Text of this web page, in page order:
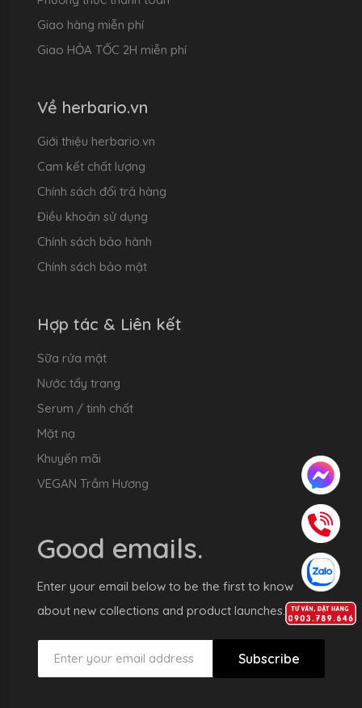
Giao hàng miễn phí
Giao HỎA TỐC 2H miễn phí
Về herbario.vn
Giới thiệu herbario.vn
Cam kết chất lượng
Chính sách đổi trả hàng
Điều khoản sử dụng
Chính sách bảo hành
Chính sách bảo mật
Hợp tác & Liên kết
Sữa rửa mặt
Nước tẩy trang
Serum / tinh chất
Mặt nạ
Khuyến mãi
VEGAN Trầm Hương
Good emails.
Enter your email below to be the first to know
about new collections and product launches.
Subscribe